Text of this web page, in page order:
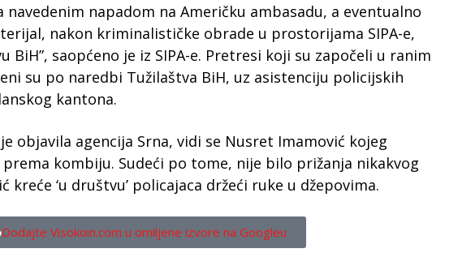
navedenim napadom na Američku ambasadu, a eventualno
nakon kriminalističke obrade u prostorijama SIPA-e,
BiH”, saopćeno je iz SIPA-e. Pretresi koji su započeli u ranim
su po naredbi Tužilaštva BiH, uz asistenciju policijskih
kantona.
objavila agencija Srna, vidi se Nusret Imamović kojeg
prema kombiju. Sudeći po tome, nije bilo prižanja nikakvog
kreće ‘u društvu’ policajaca držeći ruke u džepovima.
Dodajte Visokoin.com u omiljene izvore na Googleu